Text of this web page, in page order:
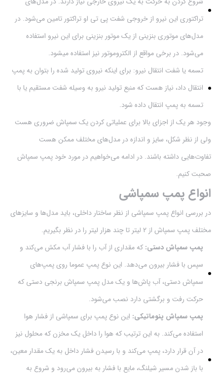
تراکتوری این نیرو از خروجی شفت پی تی او تراکتور تامین می‌شود. در
مدل‌های موتوری بنزینی از یک موتور بنزینی برای این نیرو استفاده
می‌شود. در برخی مواقع از الکتروموتور نیز استفاده ‌میشود.
تسمه یا شفت انتقال نیرو: برای اینکه نیروی تولید شده را بتوان به پمپ
انتقال داد، نیاز هست که منبع تولید نیرو به وسیله شفت مستقیم یا با
تسمه به پمپ انتقال داده شود.
وجود هر یک از اجزای بالا برای عملیاتی کردن یک سمپاش ضروری هست
ولی از نظر شکل، سایز و اندازه در مدل‌های مختلف ممکن هست
تفاوت‌هایی داشته باشند. در ادامه می‌خواهیم در مورد خود پمپ سمپاش
صحبت کنیم.
انواع پمپ سمپاشی
در بررسی انواع پمپ سمپاشی از نظر ساختار داخلی، باید مدل‌ها و سایزهای
مختلف پمپ سمپاش از 2 لیتر تا چند هزار لیتر را در نظر بگیریم.
پمپ سمپاش دستی: که مقداری از آب را با فشار آب مکش می‌کند و
سپس با فشار بیرون می‌دهد. این نوع پمپ عموما روی پمپ‌های
سمپاش دستی، آب پاش‌ها و یک مدل پمپ سمپاش برنجی دستی که
حرکت رفت و برگشتی دارد نصب می‌شود.
پمپ سمپاش پنوماتیکی: این نوع پمپ برای سمپاشی از فشار هوا
استفاده می‌کند. به این ترتیب که هوا را داخل یک مخزن که محلول نیز
در آن قرار دارد، پمپ می‌کند و با رسیدن فشار داخل به یک مقدار معین،
با باز شدن مسیر شیلنگ، مایع با فشار به بیرون می‌رود و شروع به